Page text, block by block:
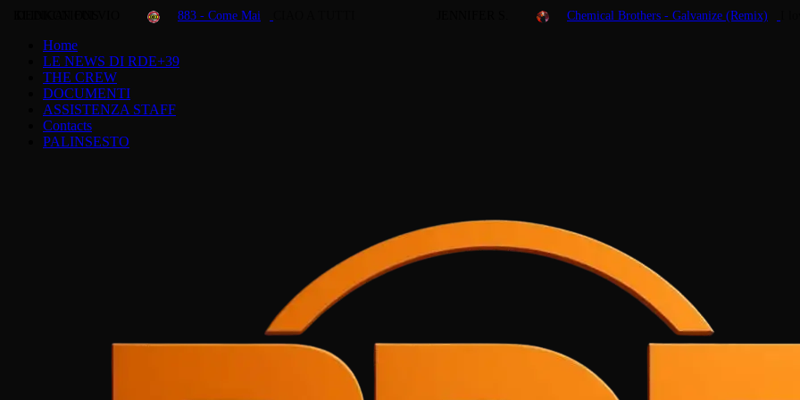
883 - Come Mai Chemical Brothers - Galvanize (Remix)
Home
LE NEWS DI RDE+39
THE CREW
DOCUMENTI
ASSISTENZA STAFF
Contacts
PALINSESTO